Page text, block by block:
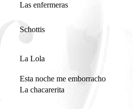
Las enfermeras
Schottis
La Lola
Esta noche me emborracho
La chacarerita